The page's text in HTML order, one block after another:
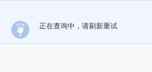
正在查询中，请刷新重试